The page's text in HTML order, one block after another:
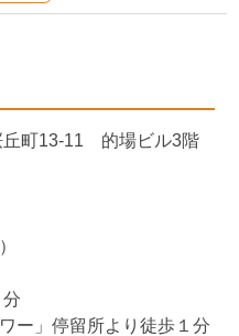
町13-11 的場ビル3階
ー」停留所より徒歩１分